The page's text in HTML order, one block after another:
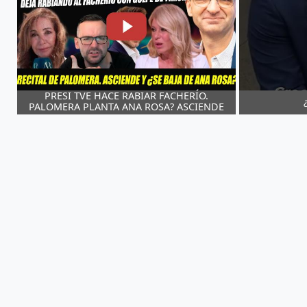
PRESI TVE HACE RABIAR FACHERÍO.
PALOMERA PLANTA ANA ROSA? ASCIENDE
PRESENTADORA MALAS LENGUAS